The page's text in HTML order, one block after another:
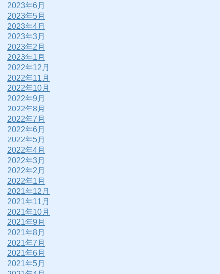
2023年6月
2023年5月
2023年4月
2023年3月
2023年2月
2023年1月
2022年12月
2022年11月
2022年10月
2022年9月
2022年8月
2022年7月
2022年6月
2022年5月
2022年4月
2022年3月
2022年2月
2022年1月
2021年12月
2021年11月
2021年10月
2021年9月
2021年8月
2021年7月
2021年6月
2021年5月